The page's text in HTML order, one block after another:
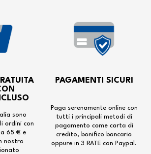
sono
ordini con
65 € e
nostro
PAGAMENTI SICURI
Paga serenamente online con
tutti i principali metodi di
pagamento come carta di
credito, bonifico bancario
oppure in 3 RATE con Paypal.